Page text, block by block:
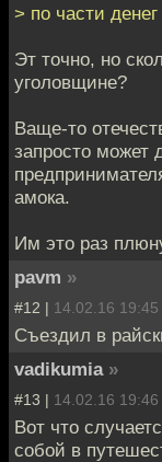
> по части
Эт точно, но
уголовщине?
Ваще-то
запросто может
амока.
Им это раз
pavm »
#12 | 14.02.16 19:45
Съездил в
vadikumia »
#13 | 14.02.16 19:46
Вот что
собой в